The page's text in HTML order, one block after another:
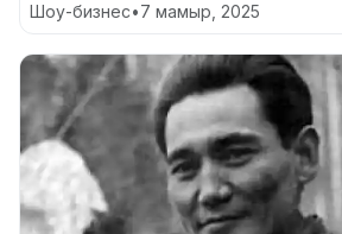
Шоу-бизнес•7 мамыр, 2025